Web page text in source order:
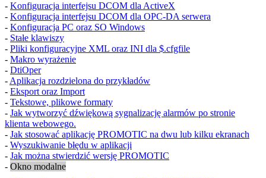
- Konfiguracja interfejsu DCOM dla ActiveX
- Konfiguracja interfejsu DCOM dla OPC-DA serwera
- Konfiguracja PC oraz SO Windows
- Stałe klawiszy
- Pliki konfiguracyjne XML oraz INI dla $.cfgfile
- Makro wyrażenie
- DtiOper
- Aplikacja rozdzielona do przykładów
- Eksport oraz Import
- Tekstowe, plikowe formaty
- Jak wytworzyć dźwiękową sygnalizację alarmów po stronie
klienta webowego.
- Jak stosować aplikację PROMOTIC na dwu lub kilku ekranach
- Wyszukiwanie błędu w aplikacji
- Jak można stwierdzić wersję PROMOTIC
- Okno modalne